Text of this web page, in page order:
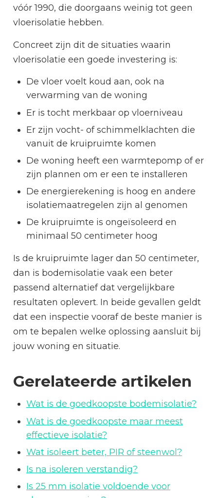
vóór 1990, die doorgaans weinig tot geen
vloerisolatie hebben.
Concreet zijn dit de situaties waarin
vloerisolatie een goede investering is:
De vloer voelt koud aan, ook na
verwarming van de woning
Er is tocht merkbaar op vloerniveau
Er zijn vocht- of schimmelklachten die
vanuit de kruipruimte komen
De woning heeft een warmtepomp of er
zijn plannen om er een te installeren
De energierekening is hoog en andere
isolatiemaatregelen zijn al genomen
De kruipruimte is ongeïsoleerd en
minimaal 50 centimeter hoog
Is de kruipruimte lager dan 50 centimeter,
dan is bodemisolatie vaak een beter
passend alternatief dat vergelijkbare
resultaten oplevert. In beide gevallen geldt
dat een inspectie vooraf de beste manier is
om te bepalen welke oplossing aansluit bij
jouw woning en situatie.
Gerelateerde artikelen
Wat is de goedkoopste bodemisolatie?
Wat is de goedkoopste maar meest
effectieve isolatie?
Wat isoleert beter, PIR of steenwol?
Is na isoleren verstandig?
Is 25 mm isolatie voldoende voor